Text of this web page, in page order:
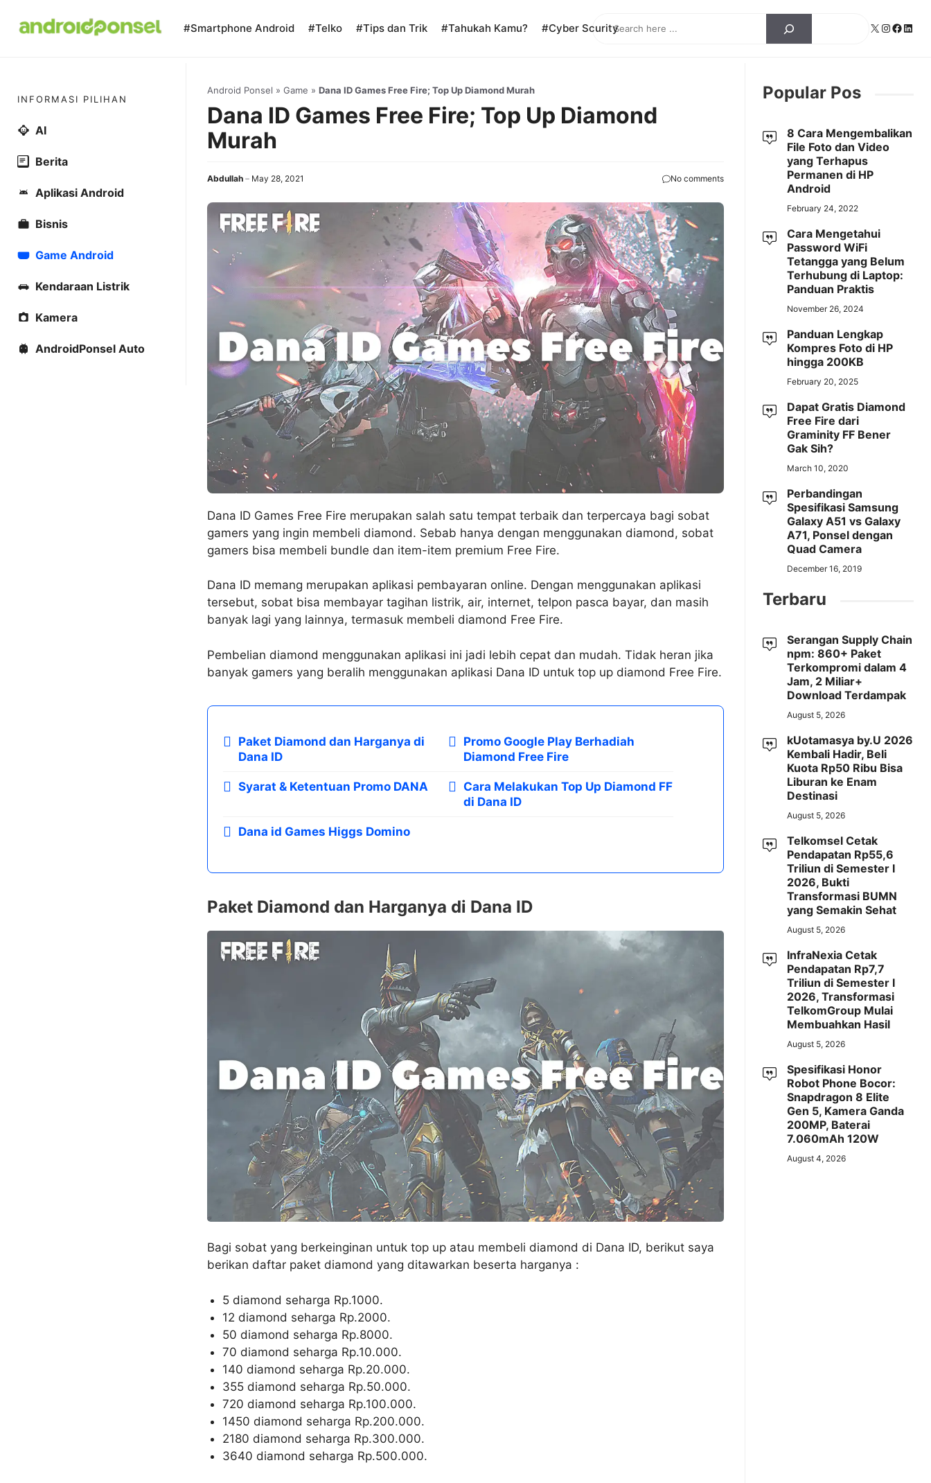
Search X Instagram
#Smartphone Android #Telko #Tips dan Trik #Tahukah Kamu? #Cyber Scurity
Android Ponsel » Game » Dana ID Games Free Fire; Top Up Diamond Murah
Dana ID Games Free Fire; Top Up Diamond
Murah
Abdullah May 28, 2021 No comments
Dana ID Games Free Fire merupakan salah satu tempat terbaik dan terpercaya bagi sobat
gamers yang ingin membeli diamond. Sebab hanya dengan menggunakan diamond, sobat
gamers bisa membeli bundle dan item-item premium Free Fire.
Dana ID memang merupakan aplikasi pembayaran online. Dengan menggunakan aplikasi
tersebut, sobat bisa membayar tagihan listrik, air, internet, telpon pasca bayar, dan masih
banyak lagi yang lainnya, termasuk membeli diamond Free Fire.
Pembelian diamond menggunakan aplikasi ini jadi lebih cepat dan mudah. Tidak heran jika
banyak gamers yang beralih menggunakan aplikasi Dana ID untuk top up diamond Free Fire.
Paket Diamond dan Harganya di
Dana ID
Promo Google Play Berhadiah
Diamond Free Fire
Syarat & Ketentuan Promo DANA
Cara Melakukan Top Up Diamond FF
di Dana ID
Dana id Games Higgs Domino
Paket Diamond dan Harganya di Dana ID
Bagi sobat yang berkeinginan untuk top up atau membeli diamond di Dana ID, berikut saya
berikan daftar paket diamond yang ditawarkan beserta harganya :
5 diamond seharga Rp.1000.
12 diamond seharga Rp.2000.
50 diamond seharga Rp.8000.
70 diamond seharga Rp.10.000.
140 diamond seharga Rp.20.000.
355 diamond seharga Rp.50.000.
720 diamond seharga Rp.100.000.
1450 diamond seharga Rp.200.000.
2180 diamond seharga Rp.300.000.
3640 diamond seharga Rp.500.000.
INFORMASI PILIHAN
AI
Berita
Aplikasi Android
Bisnis
Game Android
Kendaraan Listrik
Kamera
AndroidPonsel Auto
Popular Pos
8 Cara Mengembalikan
File Foto dan Video
yang Terhapus
Permanen di HP
Android
February 24, 2022
Cara Mengetahui
Password WiFi
Tetangga yang Belum
Terhubung di Laptop:
Panduan Praktis
November 26, 2024
Panduan Lengkap
Kompres Foto di HP
hingga 200KB
February 20, 2025
Dapat Gratis Diamond
Free Fire dari
Graminity FF Bener
Gak Sih?
March 10, 2020
Perbandingan
Spesifikasi Samsung
Galaxy A51 vs Galaxy
A71, Ponsel dengan
Quad Camera
December 16, 2019
Terbaru
Serangan Supply Chain
npm: 860+ Paket
Terkompromi dalam 4
Jam, 2 Miliar+
Download Terdampak
August 5, 2026
kUotamasya by.U 2026
Kembali Hadir, Beli
Kuota Rp50 Ribu Bisa
Liburan ke Enam
Destinasi
August 5, 2026
Telkomsel Cetak
Pendapatan Rp55,6
Triliun di Semester I
2026, Bukti
Transformasi BUMN
yang Semakin Sehat
August 5, 2026
InfraNexia Cetak
Pendapatan Rp7,7
Triliun di Semester I
2026, Transformasi
TelkomGroup Mulai
Membuahkan Hasil
August 5, 2026
Spesifikasi Honor
Robot Phone Bocor:
Snapdragon 8 Elite
Gen 5, Kamera Ganda
200MP, Baterai
7.060mAh 120W
August 4, 2026